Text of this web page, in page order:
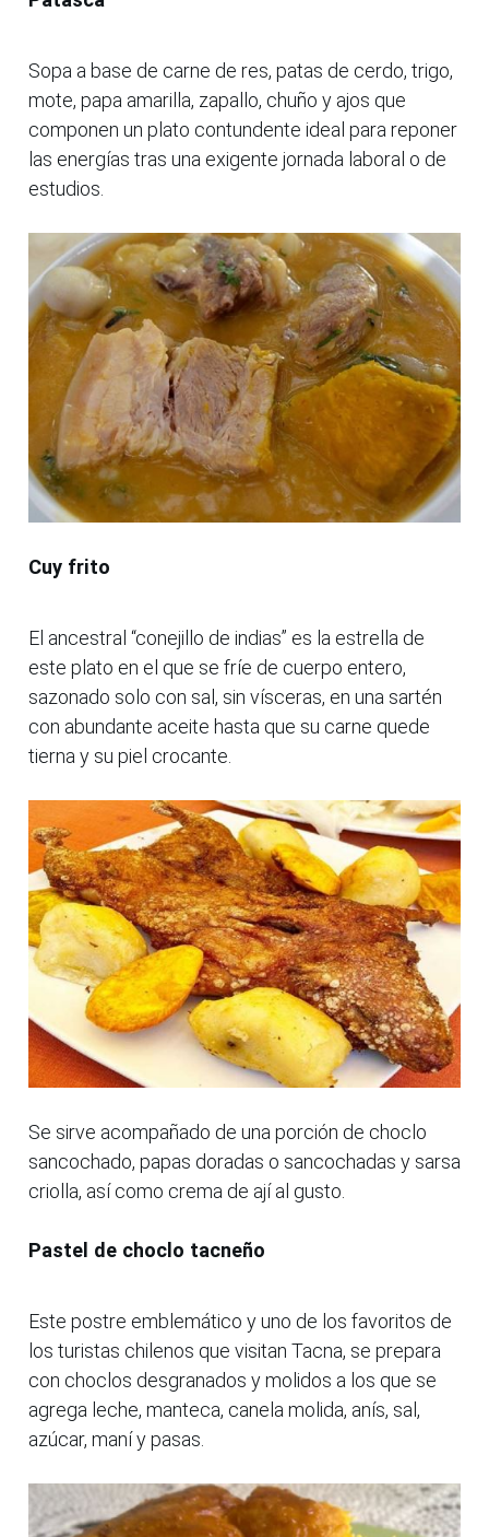
Sopa a base de carne de res, patas de cerdo, trigo,
mote, papa amarilla, zapallo, chuño y ajos que
componen un plato contundente ideal para reponer
las energías tras una exigente jornada laboral o de
estudios.
Cuy frito
El ancestral “conejillo de indias” es la estrella de
este plato en el que se fríe de cuerpo entero,
sazonado solo con sal, sin vísceras, en una sartén
con abundante aceite hasta que su carne quede
tierna y su piel crocante.
Se sirve acompañado de una porción de choclo
sancochado, papas doradas o sancochadas y sarsa
criolla, así como crema de ají al gusto.
Pastel de choclo tacneño
Este postre emblemático y uno de los favoritos de
los turistas chilenos que visitan Tacna, se prepara
con choclos desgranados y molidos a los que se
agrega leche, manteca, canela molida, anís, sal,
azúcar, maní y pasas.